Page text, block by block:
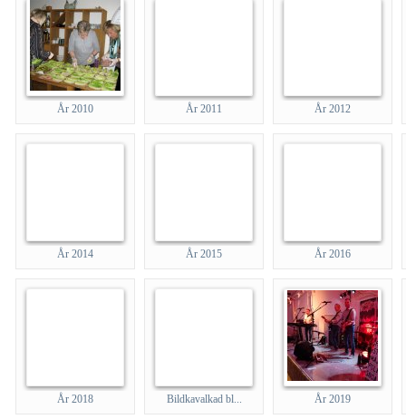
År 2010 År 2011 År 2012
År 2014 År 2015 År 2016
År 2018 Bildkavalkad bl... År 2019